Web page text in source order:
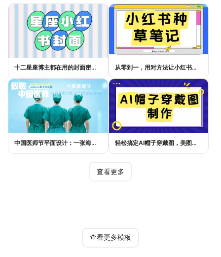
十二星座博主都在用的封面密码，星座小红书封面标题这样写才吸睛 从零到一，用对方法让小红书种草笔记的流量自己找上门
中国医师节平面设计：一张海报如何讲好白衣故事 轻松搞定AI帽子穿戴图，美图设计室电商主图教程
查看更多
查看更多模板